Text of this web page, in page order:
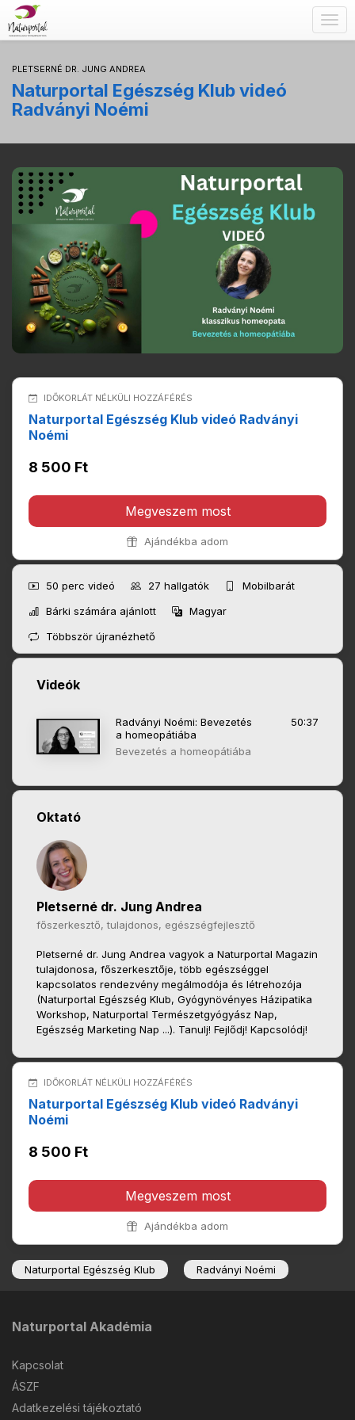
PLETSERNÉ DR. JUNG ANDREA
Naturportal Egészség Klub videó
Radványi Noémi
IDŐKORLÁT NÉLKÜLI HOZZÁFÉRÉS
Naturportal Egészség Klub videó Radványi
Noémi
8 500 Ft
Megveszem most
Ajándékba adom
50 perc videó 27 hallgatók
Mobilbarát
Bárki számára ajánlott
Magyar
Többször újranézhető
Videók
Radványi Noémi: Bevezetés
a homeopátiába
50:37
Bevezetés a homeopátiába
Oktató
Pletserné dr. Jung Andrea
főszerkesztő, tulajdonos, egészségfejlesztő
Pletserné dr. Jung Andrea vagyok a Naturportal Magazin
tulajdonosa, főszerkesztője, több egészséggel
kapcsolatos rendezvény megálmodója és létrehozója
(Naturportal Egészség Klub, Gyógynövényes Házipatika
Workshop, Naturportal Természetgyógyász Nap,
Egészség Marketing Nap ...). Tanulj! Fejlődj! Kapcsolódj!
IDŐKORLÁT NÉLKÜLI HOZZÁFÉRÉS
Naturportal Egészség Klub videó Radványi
Noémi
8 500 Ft
Megveszem most
Ajándékba adom
Naturportal Egészség Klub Radványi Noémi
Naturportal Akadémia
Kapcsolat
ÁSZF
Adatkezelési tájékoztató